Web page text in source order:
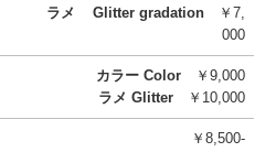
ラメ Glitter gradation ￥7,
000
カラー Color ￥9,000
ラメ Glitter ￥10,000
￥8,500-